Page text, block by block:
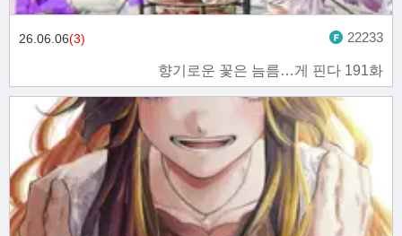
향기로운 꽃은 늠름…게 핀다 191화
26.06.06(3) 22233